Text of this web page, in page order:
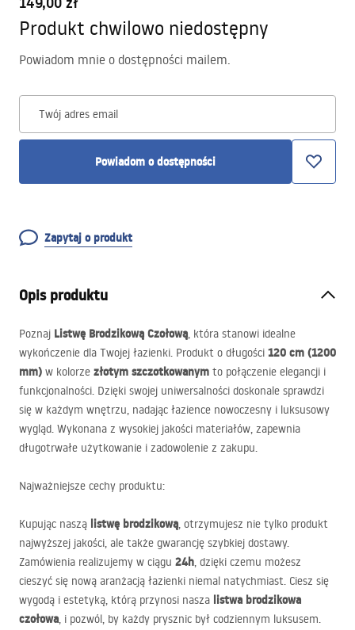
Produkt chwilowo niedostępny
Powiadom mnie o dostępności mailem.
Twój adres email
Powiadom o dostępności
Zapytaj o produkt
Opis produktu
Poznaj Listwę Brodzikową Czołową, która stanowi idealne
wykończenie dla Twojej łazienki. Produkt o długości 120 cm (1200
mm) w kolorze złotym szczotkowanym to połączenie elegancji i
funkcjonalności. Dzięki swojej uniwersalności doskonale sprawdzi
się w każdym wnętrzu, nadając łazience nowoczesny i luksusowy
wygląd. Wykonana z wysokiej jakości materiałów, zapewnia
długotrwałe użytkowanie i zadowolenie z zakupu.
Najważniejsze cechy produktu:
Kupując naszą listwę brodzikową, otrzymujesz nie tylko produkt
najwyższej jakości, ale także gwarancję szybkiej dostawy.
Zamówienia realizujemy w ciągu 24h, dzięki czemu możesz
cieszyć się nową aranżacją łazienki niemal natychmiast. Ciesz się
wygodą i estetyką, którą przynosi nasza listwa brodzikowa
czołowa, i pozwól, by każdy prysznic był codziennym luksusem.